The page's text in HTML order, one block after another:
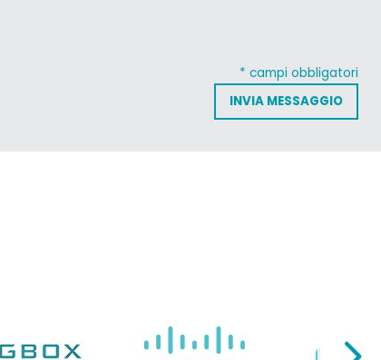
* campi obbligatori